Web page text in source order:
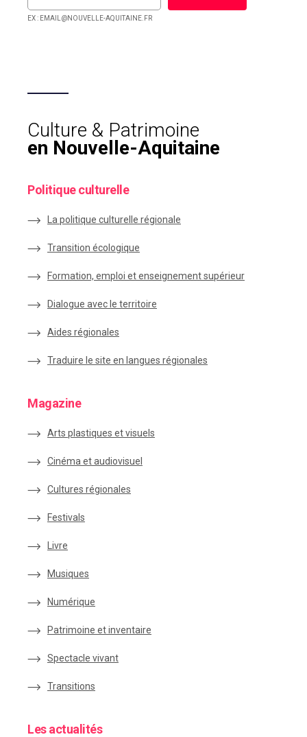
EX : EMAIL@NOUVELLE-AQUITAINE.FR
Culture & Patrimoine
en Nouvelle-Aquitaine
Politique culturelle
La politique culturelle régionale
Transition écologique
Formation, emploi et enseignement supérieur
Dialogue avec le territoire
Aides régionales
Traduire le site en langues régionales
Magazine
Arts plastiques et visuels
Cinéma et audiovisuel
Cultures régionales
Festivals
Livre
Musiques
Numérique
Patrimoine et inventaire
Spectacle vivant
Transitions
Les actualités